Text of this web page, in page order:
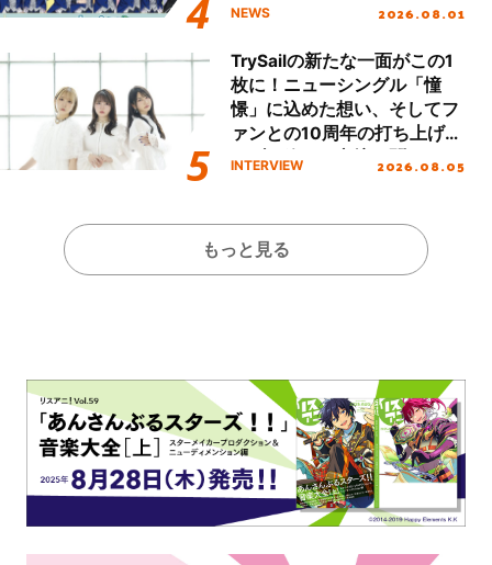
NEWS 2026.08.01
TrySailの新たな一面がこの1
枚に！ニューシングル「憧
憬」に込めた想い、そしてフ
ァンとの10周年の打ち上げラ
イブを終えた心境を聞いた。
INTERVIEW 2026.08.05
もっと見る